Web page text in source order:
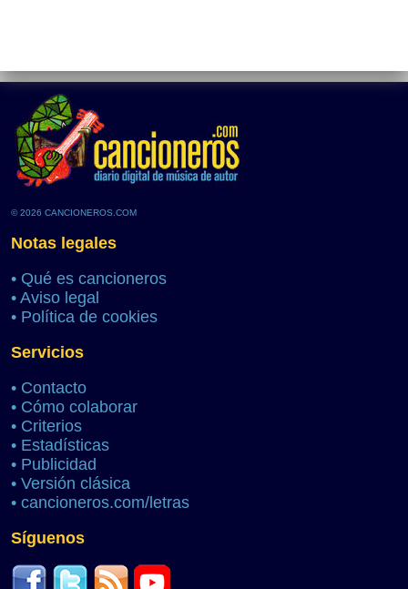
© 2026 CANCIONEROS.COM
Notas legales
• Qué es cancioneros
• Aviso legal
• Política de cookies
Servicios
• Contacto
• Cómo colaborar
• Criterios
• Estadísticas
• Publicidad
• Versión clásica
• cancioneros.com/letras
Síguenos